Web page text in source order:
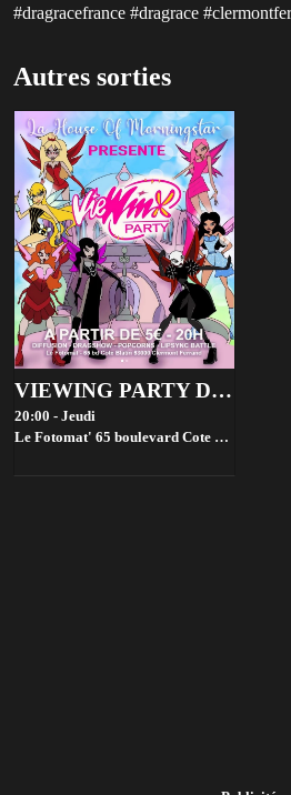
#dragracefrance #dragrace
Autres sorties
VIEWING PARTY DRAG RACE FRANCE - SAISON 4
20:00 - Jeudi
Le Fotomat' 65 boulevard Cote Blatin, 63000 Clermont-Ferrand, France,